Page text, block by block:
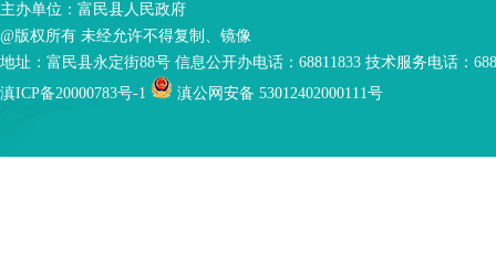
主办单位：富民县人民政府
@版权所有 未经允许不得复制、镜像
地址：富民县永定街88号 信息公开办电话：68811833 技术服务电话：
滇ICP备20000783号-1
滇公网安备 53012402000111号